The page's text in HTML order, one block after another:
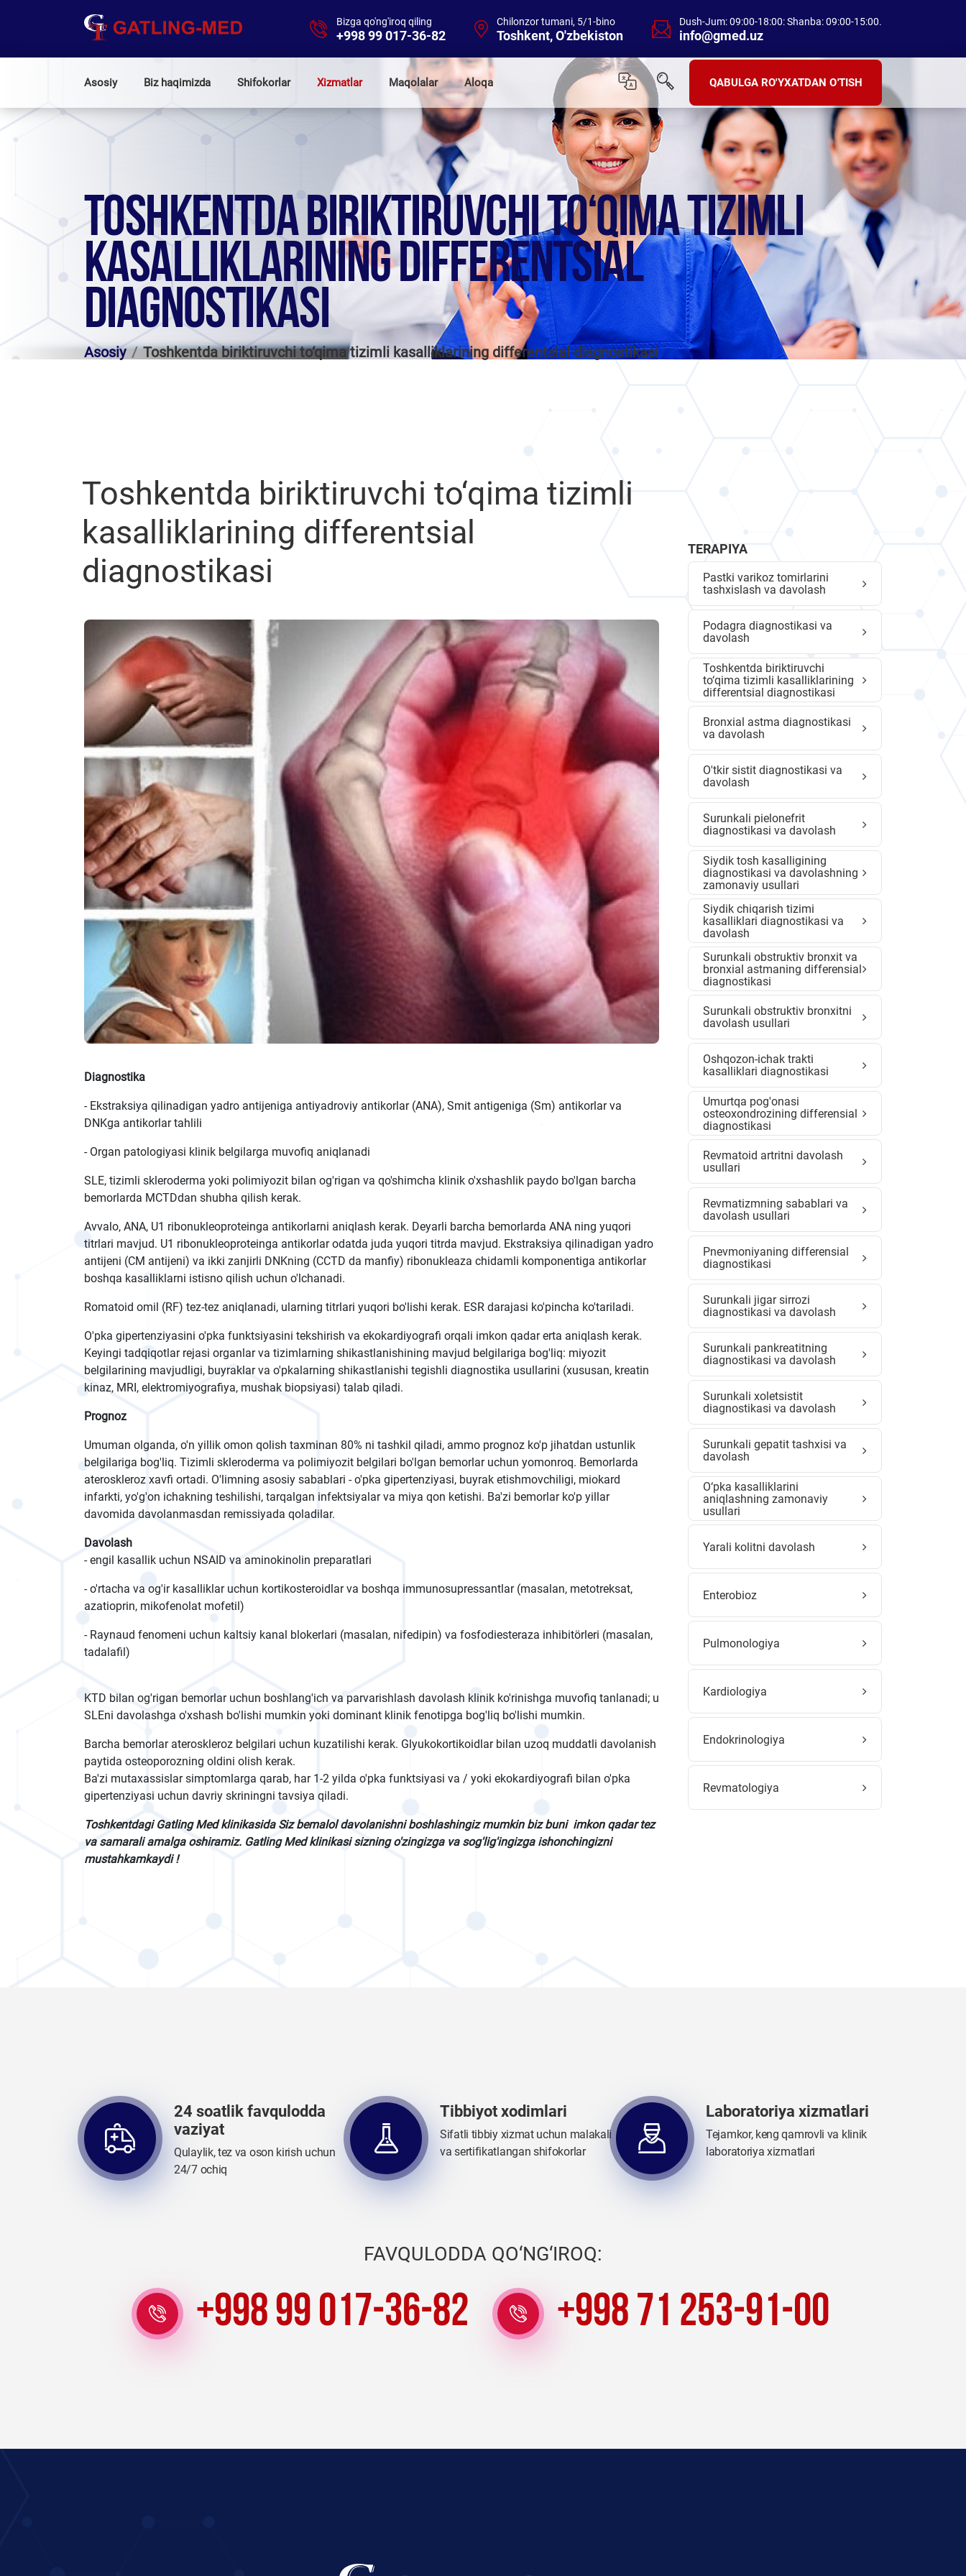
Bizga qo'ng'iroq qiling
+998 99 017-36-82
Chilonzor tumani, 5/1-bino
Toshkent, O'zbekiston
Dush-Jum: 09:00-18:00: Shanba: 09:00-15:00.
info@gmed.uz
Asosiy Biz haqimizda Shifokorlar Xizmatlar Maqolalar Aloqa QABULGA RO'YXATDAN O'TISH
TOSHKENTDA BIRIKTIRUVCHI TO‘QIMA TIZIMLI
KASALLIKLARINING DIFFERENTSIAL
DIAGNOSTIKASI
Asosiy Toshkentda biriktiruvchi to‘qima tizimli kasalliklarining differentsial diagnostikasi
Toshkentda biriktiruvchi to‘qima tizimli
kasalliklarining differentsial
diagnostikasi
Diagnostika
- Ekstraksiya qilinadigan yadro antijeniga antiyadroviy antikorlar (ANA), Smit antigeniga (Sm) antikorlar va
DNKga antikorlar tahlili
- Organ patologiyasi klinik belgilarga muvofiq aniqlanadi
SLE, tizimli skleroderma yoki polimiyozit bilan og'rigan va qo'shimcha klinik o'xshashlik paydo bo'lgan barcha
bemorlarda MCTDdan shubha qilish kerak.
Avvalo, ANA, U1 ribonukleoproteinga antikorlarni aniqlash kerak. Deyarli barcha bemorlarda ANA ning yuqori
titrlari mavjud. U1 ribonukleoproteinga antikorlar odatda juda yuqori titrda mavjud. Ekstraksiya qilinadigan yadro
antijeni (CM antijeni) va ikki zanjirli DNKning (CCTD da manfiy) ribonukleaza chidamli komponentiga antikorlar
boshqa kasalliklarni istisno qilish uchun o'lchanadi.
Romatoid omil (RF) tez-tez aniqlanadi, ularning titrlari yuqori bo'lishi kerak. ESR darajasi ko'pincha ko'tariladi.
O'pka gipertenziyasini o'pka funktsiyasini tekshirish va ekokardiyografi orqali imkon qadar erta aniqlash kerak.
Keyingi tadqiqotlar rejasi organlar va tizimlarning shikastlanishining mavjud belgilariga bog'liq: miyozit
belgilarining mavjudligi, buyraklar va o'pkalarning shikastlanishi tegishli diagnostika usullarini (xususan, kreatin
kinaz, MRI, elektromiyografiya, mushak biopsiyasi) talab qiladi.
Prognoz
Umuman olganda, o'n yillik omon qolish taxminan 80% ni tashkil qiladi, ammo prognoz ko'p jihatdan ustunlik
belgilariga bog'liq. Tizimli skleroderma va polimiyozit belgilari bo'lgan bemorlar uchun yomonroq. Bemorlarda
ateroskleroz xavfi ortadi. O'limning asosiy sabablari - o'pka gipertenziyasi, buyrak etishmovchiligi, miokard
infarkti, yo'g'on ichakning teshilishi, tarqalgan infektsiyalar va miya qon ketishi. Ba'zi bemorlar ko'p yillar
davomida davolanmasdan remissiyada qoladilar.
Davolash
- engil kasallik uchun NSAID va aminokinolin preparatlari
- o'rtacha va og'ir kasalliklar uchun kortikosteroidlar va boshqa immunosupressantlar (masalan, metotreksat,
azatioprin, mikofenolat mofetil)
- Raynaud fenomeni uchun kaltsiy kanal blokerlari (masalan, nifedipin) va fosfodiesteraza inhibitörleri (masalan,
tadalafil)
KTD bilan og'rigan bemorlar uchun boshlang'ich va parvarishlash davolash klinik ko'rinishga muvofiq tanlanadi; u
SLEni davolashga o'xshash bo'lishi mumkin yoki dominant klinik fenotipga bog'liq bo'lishi mumkin.
Barcha bemorlar ateroskleroz belgilari uchun kuzatilishi kerak. Glyukokortikoidlar bilan uzoq muddatli davolanish
paytida osteoporozning oldini olish kerak.
Ba'zi mutaxassislar simptomlarga qarab, har 1-2 yilda o'pka funktsiyasi va / yoki ekokardiyografi bilan o'pka
gipertenziyasi uchun davriy skriningni tavsiya qiladi.
Toshkentdagi Gatling Med klinikasida Siz bemalol davolanishni boshlashingiz mumkin biz buni imkon qadar tez
va samarali amalga oshiramiz. Gatling Med klinikasi sizning o'zingizga va sog'lig'ingizga ishonchingizni
mustahkamkaydi !
TERAPIYA
Pastki varikoz tomirlarini
tashxislash va davolash
Podagra diagnostikasi va
davolash
Toshkentda biriktiruvchi
to‘qima tizimli kasalliklarining
differentsial diagnostikasi
Bronxial astma diagnostikasi
va davolash
O'tkir sistit diagnostikasi va
davolash
Surunkali pielonefrit
diagnostikasi va davolash
Siydik tosh kasalligining
diagnostikasi va davolashning
zamonaviy usullari
Siydik chiqarish tizimi
kasalliklari diagnostikasi va
davolash
Surunkali obstruktiv bronxit va
bronxial astmaning differensial
diagnostikasi
Surunkali obstruktiv bronxitni
davolash usullari
Oshqozon-ichak trakti
kasalliklari diagnostikasi
Umurtqa pog'onasi
osteoxondrozining differensial
diagnostikasi
Revmatoid artritni davolash
usullari
Revmatizmning sabablari va
davolash usullari
Pnevmoniyaning differensial
diagnostikasi
Surunkali jigar sirrozi
diagnostikasi va davolash
Surunkali pankreatitning
diagnostikasi va davolash
Surunkali xoletsistit
diagnostikasi va davolash
Surunkali gepatit tashxisi va
davolash
O‘pka kasalliklarini
aniqlashning zamonaviy
usullari
Yarali kolitni davolash
Enterobioz
Pulmonologiya
Kardiologiya
Endokrinologiya
Revmatologiya
24 soatlik favqulodda
vaziyat
Qulaylik, tez va oson kirish uchun
24/7 ochiq
Tibbiyot xodimlari
Sifatli tibbiy xizmat uchun malakali
va sertifikatlangan shifokorlar
Laboratoriya xizmatlari
Tejamkor, keng qamrovli va klinik
laboratoriya xizmatlari
FAVQULODDA QO‘NG‘IROQ:
+998 99 017-36-82 +998 71 253-91-00